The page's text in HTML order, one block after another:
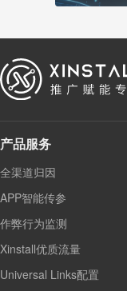
产品服务
全渠道归因
APP智能传参
作弊行为监测
Xinstall优质流量
Universal Links配置